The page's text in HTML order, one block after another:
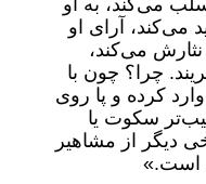
می‌کند، به او
می‌کند، آرای او
می‌کند،
چرا؟ چون با
کرده و پا روی
سکوت یا
دیگر از مشاهیر
است.»